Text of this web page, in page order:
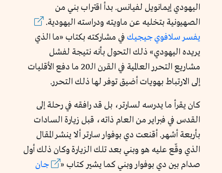
اليهودي إيمانويل لفيانس. بدأ اقتراب بني من
الصهيونية بتخليه عن ماويته ودراسته اليهودية.
يفسر سلافوي جيجيك في مشاركته بكتاب «ما الذي
يريده اليهودي» ذلك التحول بأنه نتيجة لفشل
مشاريع التحرر العالمية في القرن الـ20 ما دفع الأقليات
إلى الارتباط بهويات أضيق توفر لها ذلك التحرر.
كان يقرأ ما يدرسه لسارتر، بل قد رافقه في رحلة إلى
القدس في فبراير من العام ذاته، قبل زيارة السادات
بأربعة أشهر. أقنعت دي بوفوار سارتر ألا ينشر المقال
الذي وقّع عليه هو وبني بعد تلك الزيارة وكان ذلك أول
صدام بين دي بوفوار وبني كما يشيركتاب «
جان